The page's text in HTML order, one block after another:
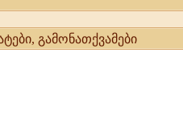
გამონათქვამები